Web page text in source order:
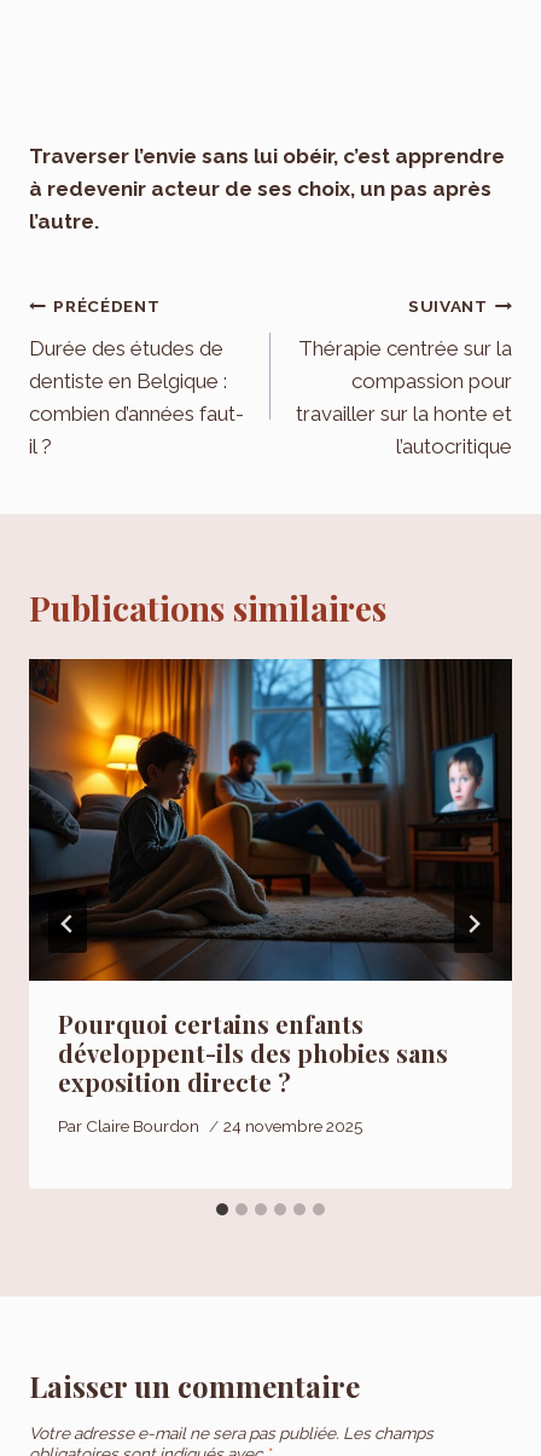
Traverser l’envie sans lui obéir, c’est apprendre
à redevenir acteur de ses choix, un pas après
l’autre.
Navigation
de
l’article
PRÉCÉDENT
Durée des études de
dentiste en Belgique :
combien d’années faut-
il ?
SUIVANT
Thérapie centrée sur la
compassion pour
travailler sur la honte et
l’autocritique
Publications similaires
Pourquoi certains enfants
développent-ils des phobies sans
exposition directe ?
Par Claire Bourdon 24 novembre 2025
Laisser un commentaire
Votre adresse e-mail ne sera pas publiée. Les champs